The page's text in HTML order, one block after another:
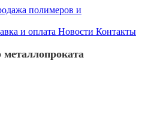
и оплата Новости Контакты